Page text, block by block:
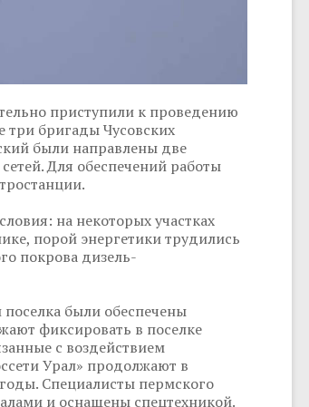
приступили к проведению
три бригады Чусовских
были направлены две
Для обеспечений работы
на некоторых участках
порой энергетики трудились
покрова дизель-
были обеспечены
фиксировать в поселке
с воздействием
Урал» продолжают в
Специалисты пермского
и оснащены спецтехникой.